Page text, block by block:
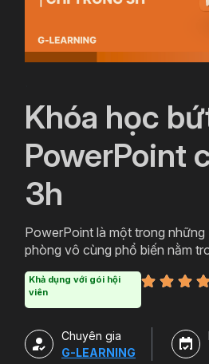
Khóa học
PowerPoint
3h
PowerPoint là một trong
phòng vô cùng phổ biến nằm
định dạng và kiểu khác nhau
slide. Tham gia khóa học sẽ
một cách hấp dẫn và sinh động
học powerpoint miễn phí cùng
Khả dụng với gói hội
viên
Chuyên gia
G-LEARNING